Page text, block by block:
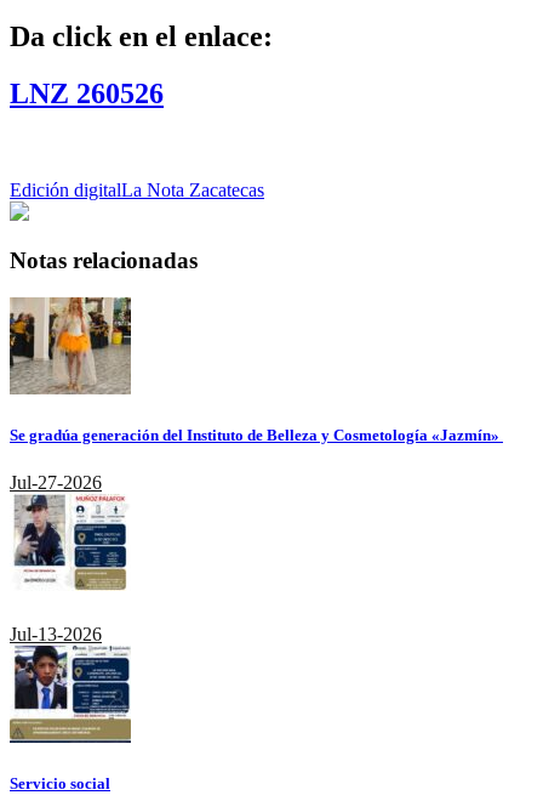
Da click en el enlace:
LNZ 260526
Edición digitalLa Nota Zacatecas
Notas relacionadas
Se gradúa generación del Instituto de Belleza y Cosmetología «Jazmín»
Jul-27-2026
Jul-13-2026
Servicio social